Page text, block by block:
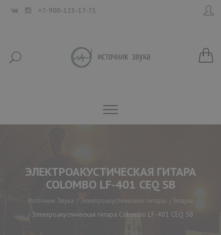
+7-900-123-17-71
ЭЛЕКТРОАКУСТИЧЕСКАЯ ГИТАРА
COLOMBO LF-401 CEQ SB
Источник Звука Электроакустические гитары
Гитары
Электроакустическая гитара Colombo LF-401 CEQ SB